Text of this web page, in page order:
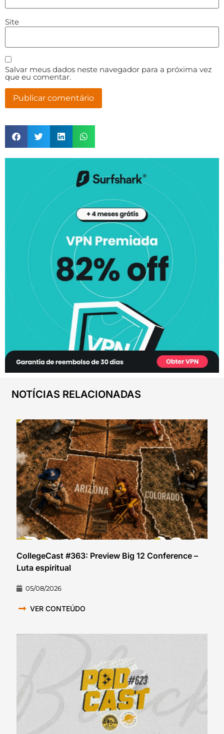
Site
Salvar meus dados neste navegador para a próxima vez
que eu comentar.
NOTÍCIAS RELACIONADAS
CollegeCast #363: Preview Big 12 Conference –
Luta espiritual
05/08/2026
VER CONTEÚDO